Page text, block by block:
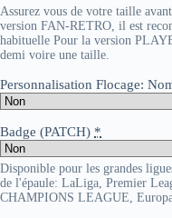
Assurez vous de votre taille
version FAN-RETRO, il est
habituelle Pour la version
demi voire une taille.
Badge (PATCH) *
Disponible pour les grandes
de l'épaule: LaLiga, Premier
CHAMPIONS LEAGUE,